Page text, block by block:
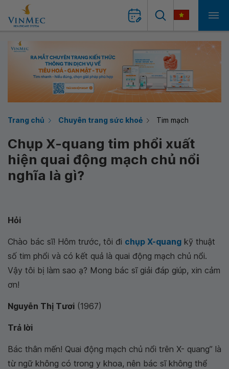
Trang chủ Chuyên trang sức khoẻ Tim mạch
Chụp X-quang tim phổi xuất
hiện quai động mạch chủ nổi
nghĩa là gì?
Hỏi
Chào bác sĩ! Hôm trước, tôi đi chụp X-quang kỹ thuật
số tim phổi và có kết quả là quai động mạch chủ nổi.
Vậy tôi bị làm sao ạ? Mong bác sĩ giải đáp giúp, xin cảm
ơn!
Nguyễn Thị Tươi (1967)
Trả lời
Bác thân mến! Quai động mạch chủ nổi trên X- quang” là
từ ngữ không có trong y khoa, nên bác sĩ không thể